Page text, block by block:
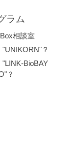
ラム
相談室
"UNIKORN"？
"LINK-BioBAY
？